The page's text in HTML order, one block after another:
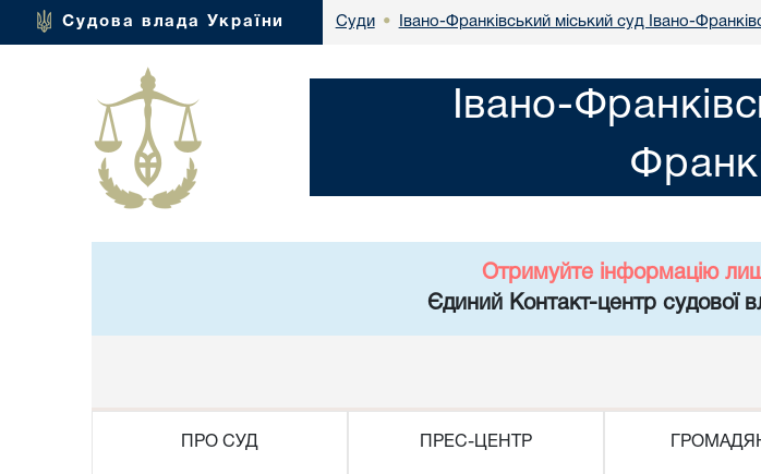
Судова влада України Суди • Івано-Франківський міський суд Івано-
Івано-
Отримуйте інформацію
Єдиний Контакт-центр судової
ПРО СУД ПРЕС-ЦЕНТР